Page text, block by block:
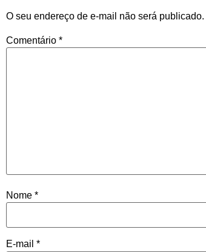
O seu endereço de e-mail não será publicado.
Comentário *
Nome *
E-mail *